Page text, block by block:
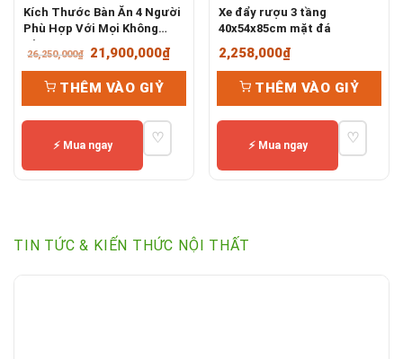
Kích Thước Bàn Ăn 4 Người
Phù Hợp Với Mọi Không
Gian
26,250,000₫
Giá
gốc
là:
26,250,000₫.
21,900,000₫Giá
hiện
21,900,000₫.
THÊM VÀO GIỶ
⚡ Mua ngay ♡
Xe đẩy rượu 3 tầng
40x54x85cm mặt đá
2,258,000₫
THÊM VÀO GIỶ
⚡ Mua ngay ♡
TIN TỨC & KIẾN THỨC NỘI THẤT